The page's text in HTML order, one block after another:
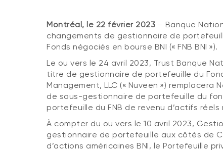
Montréal, le 22 février 2023 – Banque
changements de gestionnaire de
Fonds négociés en bourse BNI (« FNB BNI »).
Le ou vers le 24 avril 2023, Trust Banque
titre de gestionnaire de portefeuille du
Management, LLC (« Nuveen »)
de sous-gestionnaire de portefeuille du
portefeuille du FNB de revenu d’actifs réels
À compter du ou vers le 10 avril 2023,
gestionnaire de portefeuille aux côtés de
d’actions américaines BNI, le Portefeuille